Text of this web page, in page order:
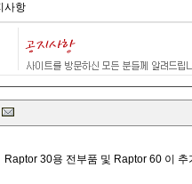
사항
Raptor 30용 전부품 및 Raptor 60 이